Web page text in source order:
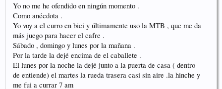
También es verdad que si estuviésemos tomando unas cañas y hablando
del asunto en una terraza nos hubiésemos echado unas risas y la cosa no
hubiese llegado hasta aquí. Así son las cosas escritas en Internet.
Yo no me he ofendido en ningún momento .
Como anécdota .
Yo voy a el curro en bici y últimamente uso la MTB , que me da
más juego para hacer el cafre .
Sábado , domingo y lunes por la mañana .
Por la tarde la dejé encima de el caballete .
El lunes por la noche la dejé junto a la puerta de casa ( dentro
de entiende) el martes la rueda trasera casi sin aire .la hinche y
me fui a currar 7 am